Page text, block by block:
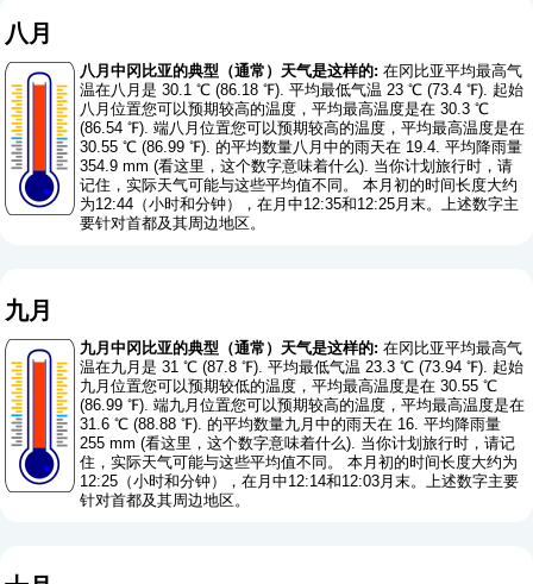
八月
八月中冈比亚的典型（通常）天气是这样的: 在冈比亚平均最高气
温在八月是 30.1 ℃ (86.18 ℉). 平均最低气温 23 ℃ (73.4 ℉). 起始
八月位置您可以预期较高的温度，平均最高温度是在 30.3 ℃
(86.54 ℉). 端八月位置您可以预期较高的温度，平均最高温度是在
30.55 ℃ (86.99 ℉). 的平均数量八月中的雨天在 19.4. 平均降雨量
354.9 mm (看这里，这个数字意味着什么). 当你计划旅行时，请
记住，实际天气可能与这些平均值不同。 本月初的时间长度大约
为12:44（小时和分钟），在月中12:35和12:25月末。上述数字主
要针对首都及其周边地区。
九月
九月中冈比亚的典型（通常）天气是这样的: 在冈比亚平均最高气
温在九月是 31 ℃ (87.8 ℉). 平均最低气温 23.3 ℃ (73.94 ℉). 起始
九月位置您可以预期较低的温度，平均最高温度是在 30.55 ℃
(86.99 ℉). 端九月位置您可以预期较高的温度，平均最高温度是在
31.6 ℃ (88.88 ℉). 的平均数量九月中的雨天在 16. 平均降雨量
255 mm (看这里，这个数字意味着什么). 当你计划旅行时，请记
住，实际天气可能与这些平均值不同。 本月初的时间长度大约为
12:25（小时和分钟），在月中12:14和12:03月末。上述数字主要
针对首都及其周边地区。